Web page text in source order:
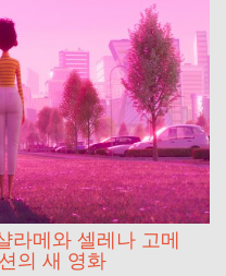
라메와 셀레나 고메
의 새 영화